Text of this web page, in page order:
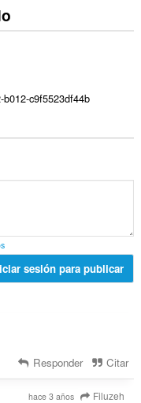
c9f5523df44b
sesión para publicar
Responder Citar
hace 3 años Filuzeh